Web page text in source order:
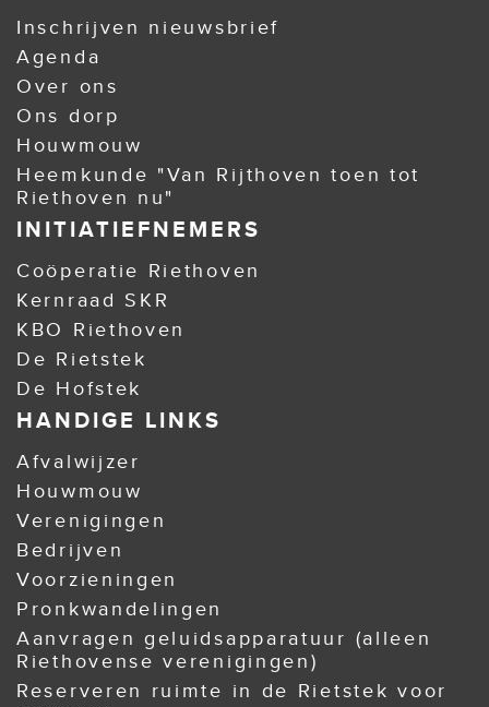
Inschrijven nieuwsbrief
Agenda
Over ons
Ons dorp
Houwmouw
Heemkunde "Van Rijthoven toen tot
Riethoven nu"
INITIATIEFNEMERS
Coöperatie Riethoven
Kernraad SKR
KBO Riethoven
De Rietstek
De Hofstek
HANDIGE LINKS
Afvalwijzer
Houwmouw
Verenigingen
Bedrijven
Voorzieningen
Pronkwandelingen
Aanvragen geluidsapparatuur (alleen
Riethovense verenigingen)
Reserveren ruimte in de Rietstek voor